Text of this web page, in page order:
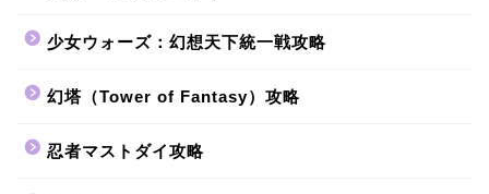
少女ウォーズ：幻想天下統一戦攻略
幻塔（Tower of Fantasy）攻略
忍者マストダイ攻略